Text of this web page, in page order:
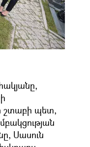
շտաբի պետ,
Սասուն